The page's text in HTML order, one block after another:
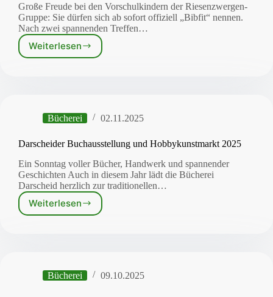
Große Freude bei den Vorschulkindern der Riesenzwergen-
Gruppe: Sie dürfen sich ab sofort offiziell „Bibfit“ nennen.
Nach zwei spannenden Treffen…
WeiterlesenVorschulkinder
Bücherei 02.11.2025
Darscheider Buchausstellung und Hobbykunstmarkt 2025
Ein Sonntag voller Bücher, Handwerk und spannender
Geschichten Auch in diesem Jahr lädt die Bücherei
Darscheid herzlich zur traditionellen…
WeiterlesenDarscheider
Bücherei 09.10.2025